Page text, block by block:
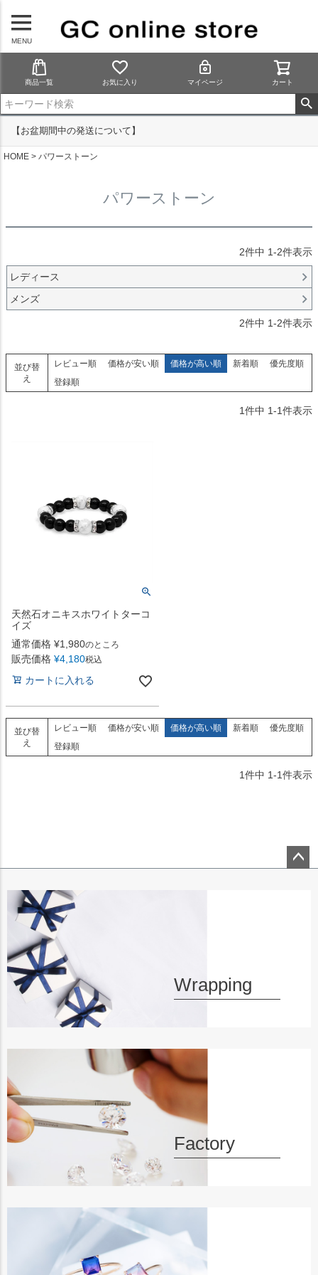
MENU
商品一覧 お気に入り マイページ カート
【お盆期間中の発送について】
HOME パワーストーン
パワーストーン
2件中 1-2件表示
レディース
メンズ
2件中 1-2件表示
並び替
え
レビュー順 価格が安い順 価格が高い順 新着順
優先度順
登録順
1件中 1-1件表示
天然石オニキスホワイトターコ
イズ
通常価格 ¥1,980のところ
販売価格 ¥4,180税込
カートに入れる
並び替
え
レビュー順 価格が安い順 価格が高い順 新着順
優先度順
登録順
1件中 1-1件表示
Wrapping
Factory